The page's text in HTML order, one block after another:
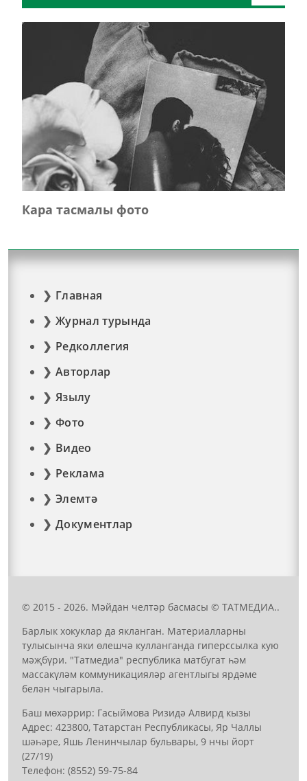
Кара тасмалы фото
Главная
Журнал турында
Редколлегия
Авторлар
Язылу
Фото
Видео
Реклама
Элемтә
Документлар
© 2015 - 2026. Мәйдан челтәр басмасы © ТАТМЕДИА..
Барлык хокуклар да якланган. Материалларны
тулысынча яки өлешчә кулланганда гиперссылка кую
мәҗбүри. "Татмедиа" республика матбугат һәм
массакүләм коммуникацияләр агентлыгы ярдәме
белән чыгарыла.
Баш мөхәррир: Гасыймова Ризидә Алвирд кызы
Адрес: 423800, Татарстан Республикасы, Яр Чаллы
шәһәре, Яшь Ленинчылар бульвары, 9 нчы йорт
(27/19)
Телефон: (8552) 59-75-84